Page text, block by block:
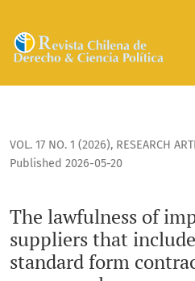
VOL. 17 NO. 1 (2026), RESEARCH
The lawfulness of
suppliers that
standard form
Published 2026-05-20